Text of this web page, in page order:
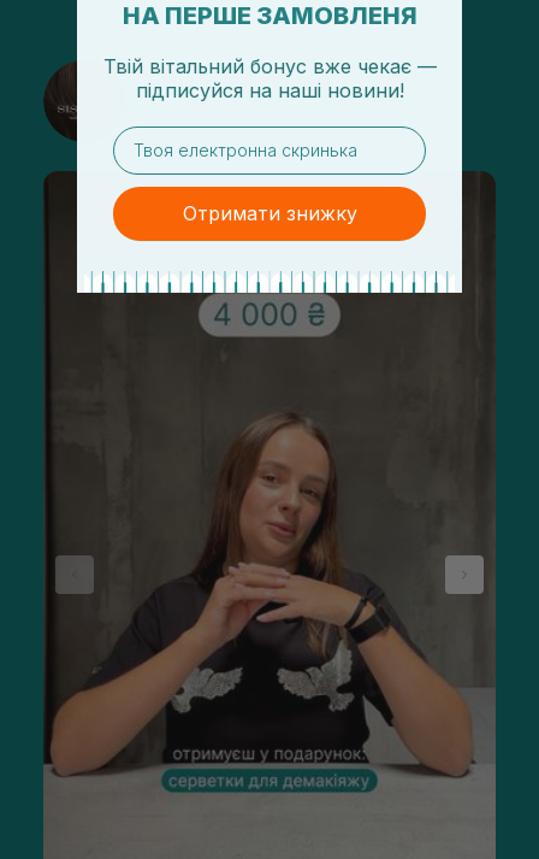
@sisters_stelmakh в Instagram
Підписатися
НА ПЕРШЕ ЗАМОВЛЕНЯ
Твій вітальний бонус вже чекає —
підписуйся на наші новини!
email
Отримати знижку